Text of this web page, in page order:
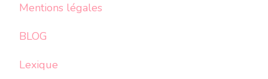
Mentions légales
BLOG
Lexique